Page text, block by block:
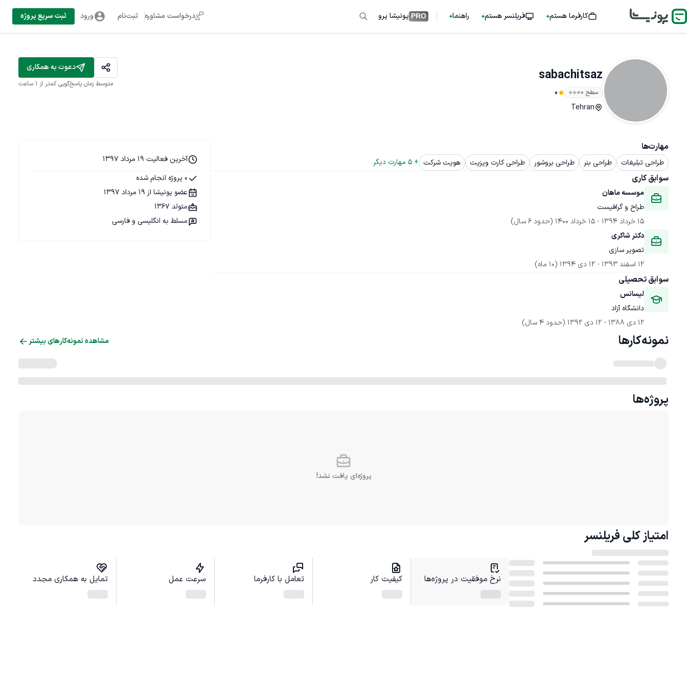
کارفرما هستم فریلنسر هستم راهنما PRO پونیشا پرو درخواست مشاوره ثبت‌نام ورود ثبت سریع پروژه
sabachitsaz
سطح ۰ 0
Tehran
دعوت به همکاری
متوسط زمان پاسخ‌گویی کمتر از 1 ساعت
مهارت‌ها
طراحی تبلیغات طراحی بنر طراحی بروشور طراحی کارت ویزیت هویت شرکت +
5 مهارت دیگر
سوابق کاری
موسسه ماهان
طراح و گرافیست
15 خرداد 1394
- 15 خرداد 1400
(حدود 6 سال)
دکتر شاکری
تصویر سازی
12 اسفند 1393
- 12 دی 1394 (10 ماه)
سوابق تحصیلی
لیسانس
دانشگاه آزاد
12 دی 1388
- 12 دی 1392 (حدود 4 سال)
آخرین فعالیت 19 مرداد 1397
0 پروژه انجام شده
عضو پونیشا از 19 مرداد 1397
متولد 1367
مسلط به انگلیسی و فارسی
نمونه‌کارها مشاهده نمونه‌کارهای بیشتر
پروژه‌ها
پروژه‌ای یافت نشد!
امتیاز کلی فریلنسر
نرخ موفقیت در پروژه‌ها کیفیت کار تعامل با کارفرما سرعت عمل تمایل به همکاری مجدد